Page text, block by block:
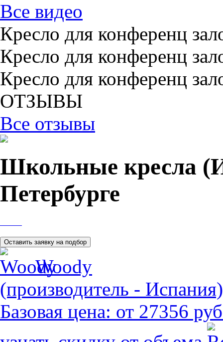
Все видео
Кресло для конференц
Кресло для конференц
Кресло для конференц
ОТЗЫВЫ
Все отзывы
Школьные кресла
Петербурге
Woody
(производитель - Испания)
Базовая цена: от 27356